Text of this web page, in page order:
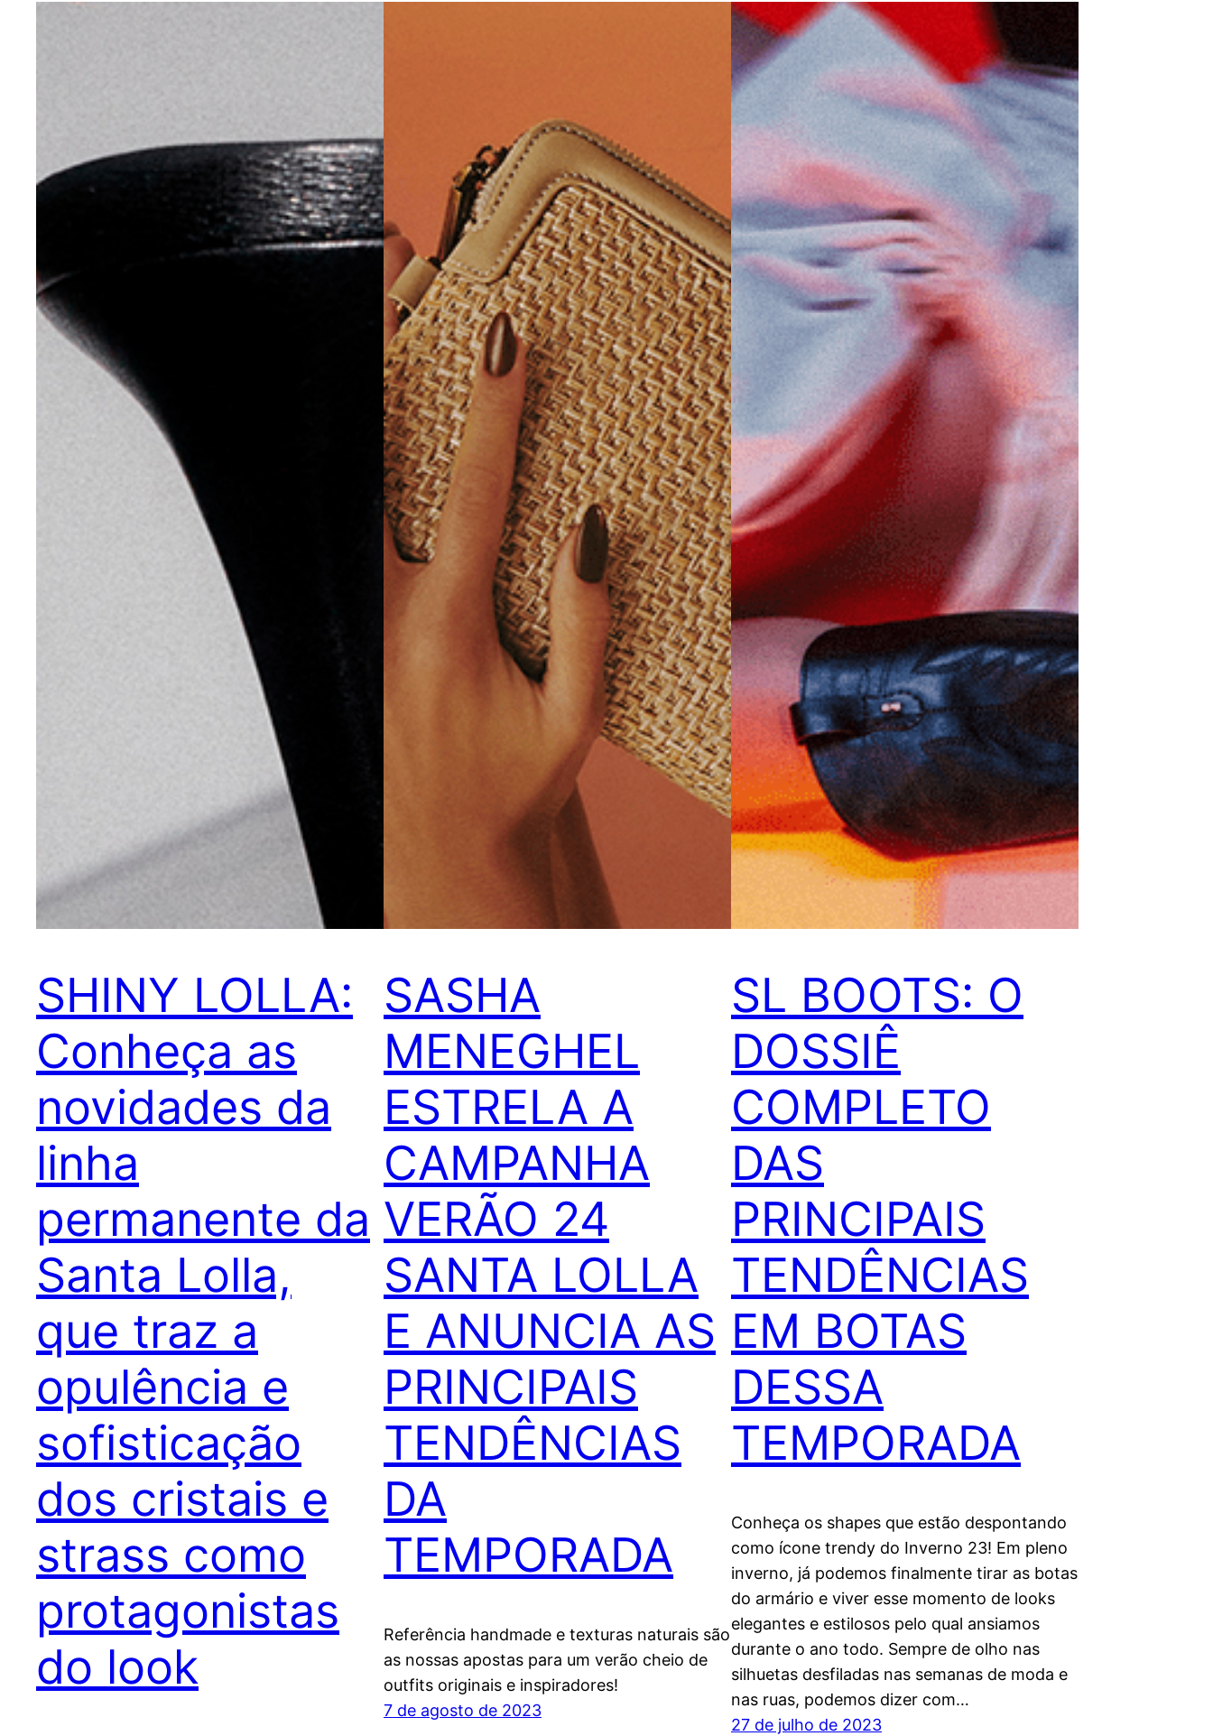
SHINY LOLLA:
Conheça as
novidades da
linha
permanente da
Santa Lolla,
que traz a
opulência e
sofisticação
dos cristais e
strass como
protagonistas
do look
SASHA
MENEGHEL
ESTRELA A
CAMPANHA
VERÃO 24
SANTA LOLLA
E ANUNCIA AS
PRINCIPAIS
TENDÊNCIAS
DA
TEMPORADA
Referência handmade e texturas naturais são
as nossas apostas para um verão cheio de
outfits originais e inspiradores!
7 de agosto de 2023
SL BOOTS: O
DOSSIÊ
COMPLETO
DAS
PRINCIPAIS
TENDÊNCIAS
EM BOTAS
DESSA
TEMPORADA
Conheça os shapes que estão despontando
como ícone trendy do Inverno 23! Em pleno
inverno, já podemos finalmente tirar as botas
do armário e viver esse momento de looks
elegantes e estilosos pelo qual ansiamos
durante o ano todo. Sempre de olho nas
silhuetas desfiladas nas semanas de moda e
nas ruas, podemos dizer com…
27 de julho de 2023